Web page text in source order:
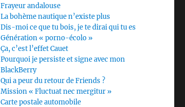
Frayeur andalouse
La bohème nautique n’existe plus
Dis-moi ce que tu bois, je te dirai qui tu es
Génération « porno-écolo »
Ça, c’est l’effet Cauet
Pourquoi je persiste et signe avec mon
BlackBerry
Qui a peur du retour de Friends ?
Mission « Fluctuat nec mergitur »
Carte postale automobile